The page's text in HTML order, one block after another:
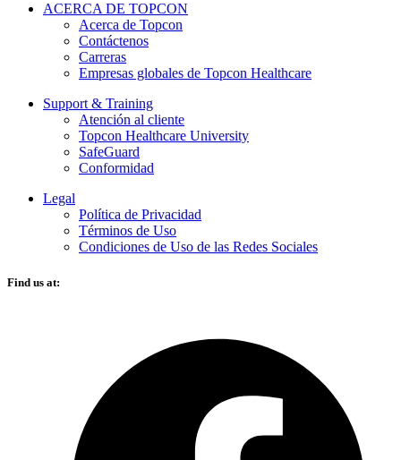
ACERCA DE TOPCON
Acerca de Topcon
Contáctenos
Carreras
Empresas globales de Topcon Healthcare
Support & Training
Atención al cliente
Topcon Healthcare University
SafeGuard
Conformidad
Legal
Política de Privacidad
Términos de Uso
Condiciones de Uso de las Redes Sociales
Find us at: